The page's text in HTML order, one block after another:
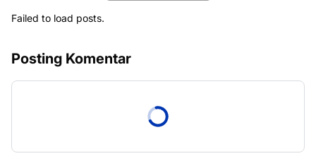
Failed to load posts.
Posting Komentar